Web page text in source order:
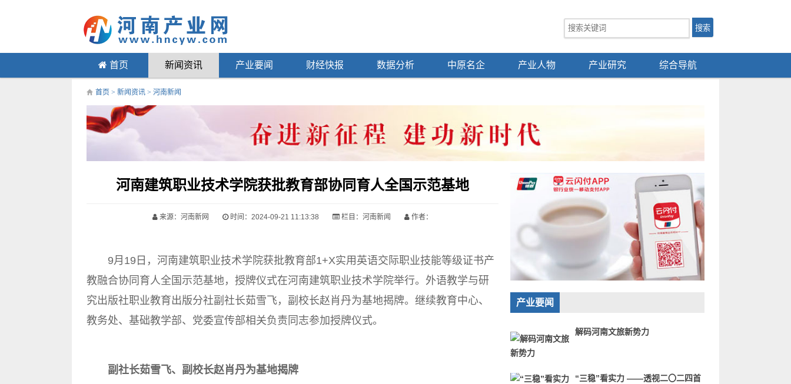
首页 新闻资讯 产业要闻 财经快报 数据分析 中原名企 产业人物 产业研究 综合导航
首页 > 新闻资讯 > 河南新闻
河南建筑职业技术学院获批教育部协同育人全国示范基地
来源：河南新网 时间：2024-09-21 11:13:38 栏目： 河南新闻 作者：
9月19日，河南建筑职业技术学院获批教育部1+X实用英语交际职业技能等级证书产
教融合协同育人全国示范基地，授牌仪式在河南建筑职业技术学院举行。外语教学与研
究出版社职业教育出版分社副社长茹雪飞，副校长赵肖丹为基地揭牌。继续教育中心、
教务处、基础教学部、党委宣传部相关负责同志参加授牌仪式。
副社长茹雪飞、副校长赵肖丹为基地揭牌
产业要闻
解码河南文旅新势力
“三稳”看实力 ——透视二〇二四首